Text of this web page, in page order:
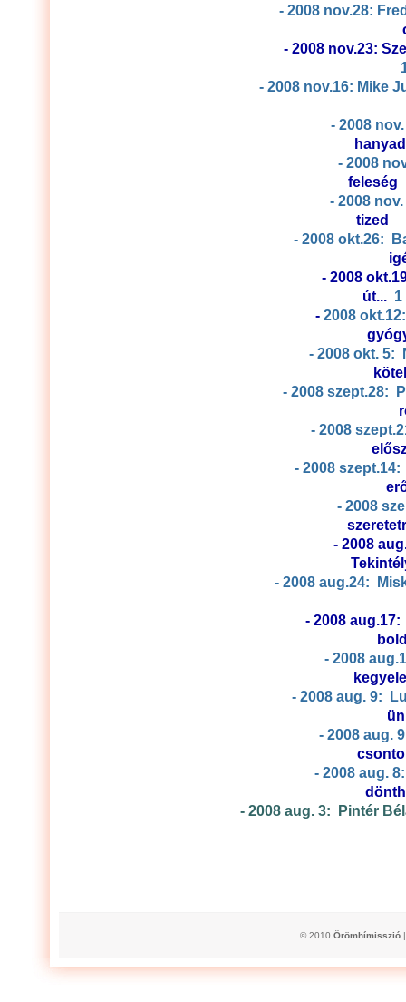
- 2008 nov.28:
- 2008 nov.23:
- 2008 nov.16: Mike
- 2008
- 2008
- 2008
- 2008 okt.26:
- 2008
út... 1
- 2008
- 2008 okt. 5:
- 2008 szept.28:
- 2008
- 2008
- 2008
- 2008
- 2008 aug.24:
- 2008
- 2008
- 2008 aug. 9:
- 2008 aug.
- 2008 aug.
- 2008 aug. 3: Pintér
© 2010 Örömhímisszió